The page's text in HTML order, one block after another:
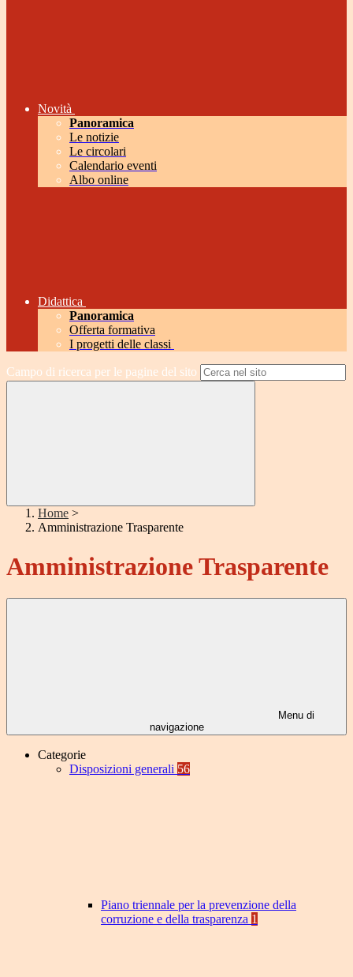
Novità
Panoramica
Le notizie
Le circolari
Calendario eventi
Albo online
Didattica
Panoramica
Offerta formativa
I progetti delle classi
Campo di ricerca per le pagine del sito
Home >
Amministrazione Trasparente
Amministrazione Trasparente
Menu di
navigazione
Categorie
Disposizioni generali 56
Piano triennale per la prevenzione della
corruzione e della trasparenza 1